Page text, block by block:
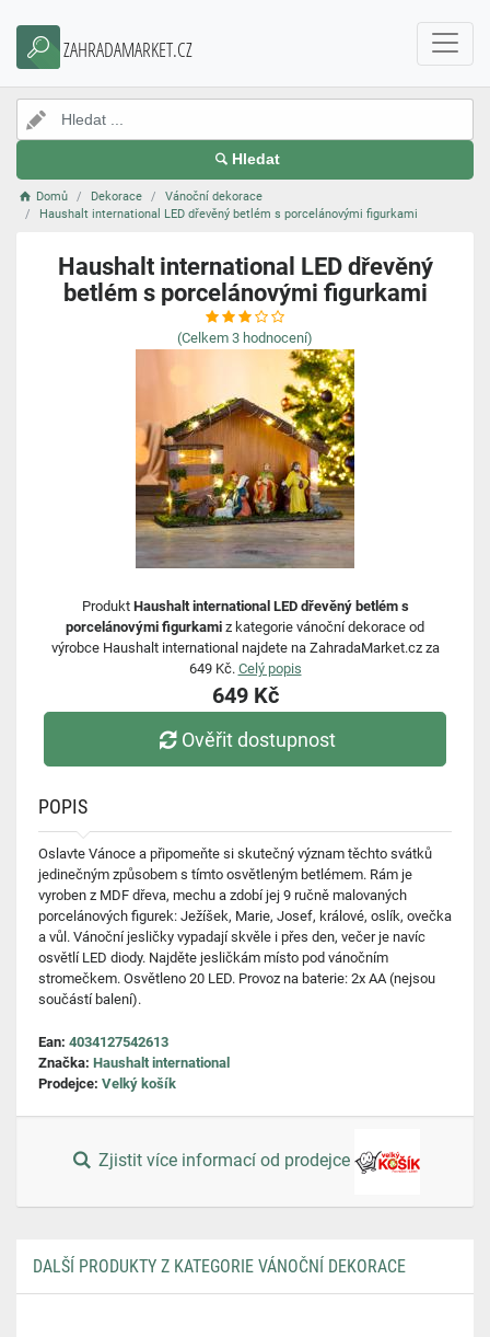
ZAHRADAMARKET.CZ
Hledat
Domů Dekorace
Vánoční dekorace
Haushalt international LED dřevěný betlém s porcelánovými figurkami
Haushalt international LED dřevěný
betlém s porcelánovými figurkami
(Celkem 3 hodnocení)
Produkt Haushalt international LED dřevěný betlém s
porcelánovými figurkami z kategorie vánoční dekorace od
výrobce Haushalt international najdete na ZahradaMarket.cz za
649 Kč. Celý popis
649 Kč
Ověřit dostupnost
POPIS
Oslavte Vánoce a připomeňte si skutečný význam těchto svátků
jedinečným způsobem s tímto osvětleným betlémem. Rám je
vyroben z MDF dřeva, mechu a zdobí jej 9 ručně malovaných
porcelánových figurek: Ježíšek, Marie, Josef, králové, oslík, ovečka
a vůl. Vánoční jesličky vypadají skvěle i přes den, večer je navíc
osvětlí LED diody. Najděte jesličkám místo pod vánočním
stromečkem. Osvětleno 20 LED. Provoz na baterie: 2x AA (nejsou
součástí balení).
Ean: 4034127542613
Značka: Haushalt international
Prodejce: Velký košík
Zjistit více informací od prodejce
DALŠÍ PRODUKTY Z KATEGORIE VÁNOČNÍ DEKORACE